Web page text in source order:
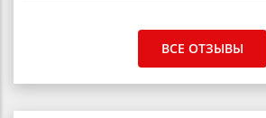
ВСЕ ОТЗЫВЫ